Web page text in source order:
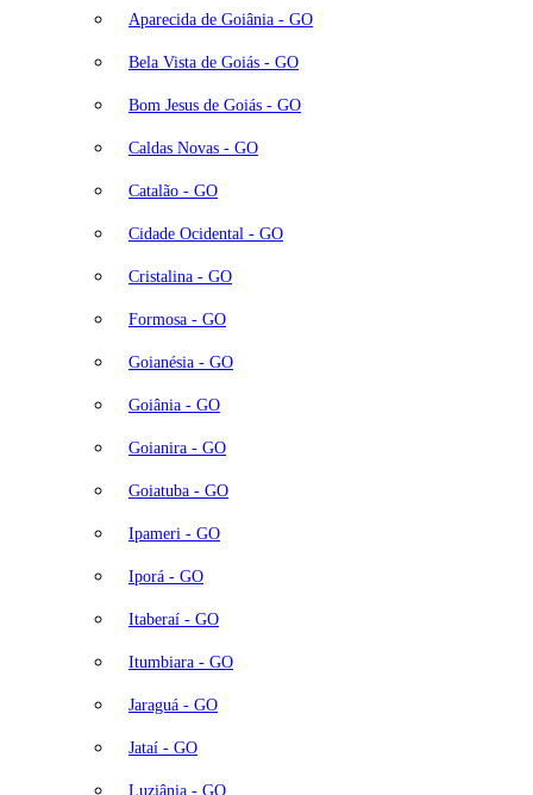
Aparecida de Goiânia - GO
Bela Vista de Goiás - GO
Bom Jesus de Goiás - GO
Caldas Novas - GO
Catalão - GO
Cidade Ocidental - GO
Cristalina - GO
Formosa - GO
Goianésia - GO
Goiânia - GO
Goianira - GO
Goiatuba - GO
Ipameri - GO
Iporá - GO
Itaberaí - GO
Itumbiara - GO
Jaraguá - GO
Jataí - GO
Luziânia - GO